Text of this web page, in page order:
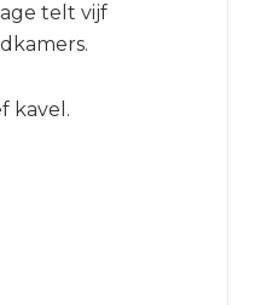
telt vijf
kavel.